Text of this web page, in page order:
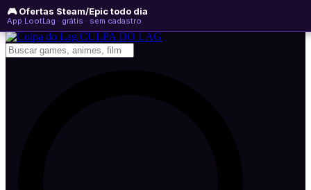
🎮 Ofertas Steam/Epic todo dia
App LootLag · grátis · sem cadastro
domingo, 09 de agosto de 2026 WhatsApp
Newsletter
CULPA DO LAG